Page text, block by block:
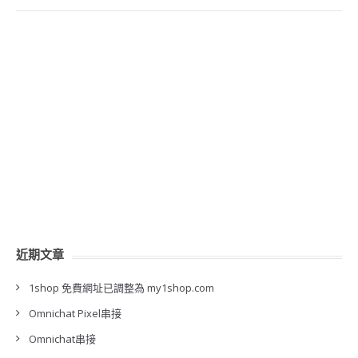
近期文章
1shop 免費網址已調整為 my1shop.com
Omnichat Pixel串接
Omnichat串接